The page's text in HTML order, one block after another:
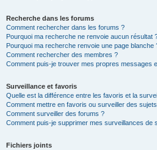
Recherche dans les forums
Comment rechercher dans les forums ?
Pourquoi ma recherche ne renvoie aucun résultat
Pourquoi ma recherche renvoie une page blanche
Comment rechercher des membres ?
Comment puis-je trouver mes propres messages
Surveillance et favoris
Quelle est la différence entre les favoris et la
Comment mettre en favoris ou surveiller des
Comment surveiller des forums ?
Comment puis-je supprimer mes surveillances de
Fichiers joints